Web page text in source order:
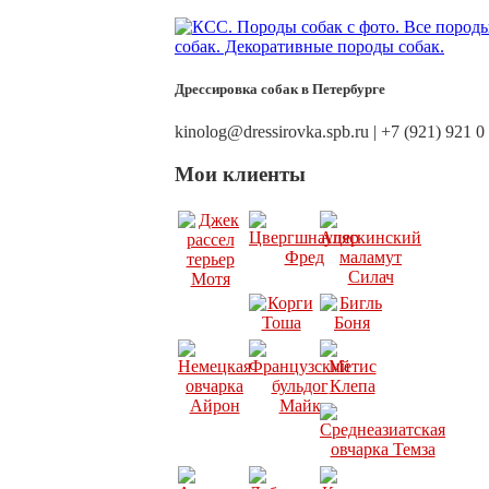
Дрессировка собак в Петербурге
kinolog@dressirovka.spb.ru | +7 (921) 921 0
Мои клиенты